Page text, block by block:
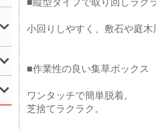
小回りしやすく、敷石や庭
■作業性の良い集草ボックス
ワンタッチで簡単脱着。
芝捨てラクラク。